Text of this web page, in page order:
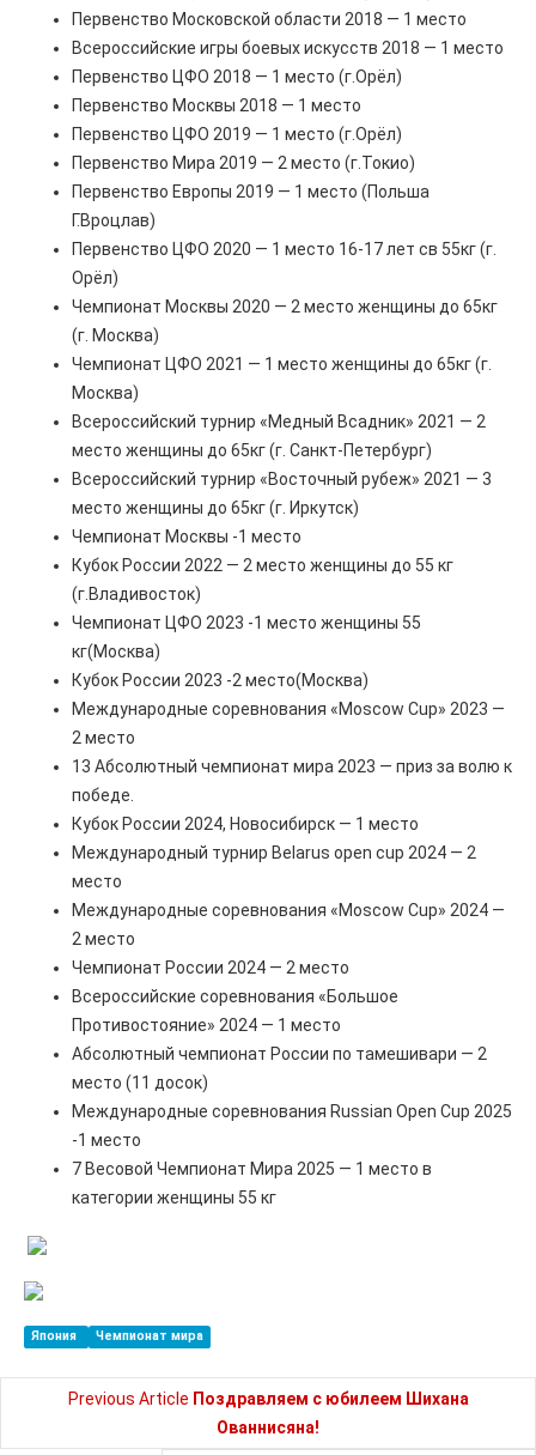
Первенство Московской области 2018 — 1 место
Всероссийские игры боевых искусств 2018 — 1 место
Первенство ЦФО 2018 — 1 место (г.Орёл)
Первенство Москвы 2018 — 1 место
Первенство ЦФО 2019 — 1 место (г.Орёл)
Первенство Мира 2019 — 2 место (г.Токио)
Первенство Европы 2019 — 1 место (Польша
Г.Вроцлав)
Первенство ЦФО 2020 — 1 место 16-17 лет св 55кг (г.
Орёл)
Чемпионат Москвы 2020 — 2 место женщины до 65кг
(г. Москва)
Чемпионат ЦФО 2021 — 1 место женщины до 65кг (г.
Москва)
Всероссийский турнир «Медный Всадник» 2021 — 2
место женщины до 65кг (г. Санкт-Петербург)
Всероссийский турнир «Восточный рубеж» 2021 — 3
место женщины до 65кг (г. Иркутск)
Чемпионат Москвы -1 место
Кубок России 2022 — 2 место женщины до 55 кг
(г.Владивосток)
Чемпионат ЦФО 2023 -1 место женщины 55
кг(Москва)
Кубок России 2023 -2 место(Москва)
Международные соревнования «Moscow Cup» 2023 —
2 место
13 Абсолютный чемпионат мира 2023 — приз за волю к
победе.
Кубок России 2024, Новосибирск — 1 место
Международный турнир Belarus open cup 2024 — 2
место
Международные соревнования «Moscow Cup» 2024 —
2 место
Чемпионат России 2024 — 2 место
Всероссийские соревнования «Большое
Противостояние» 2024 — 1 место
Абсолютный чемпионат России по тамешивари — 2
место (11 досок)
Международные соревнования Russian Open Cup 2025
-1 место
7 Весовой Чемпионат Мира 2025 — 1 место в
категории женщины 55 кг
Япония Чемпионат мира
Previous Article Поздравляем с юбилеем Шихана
Ованнисяна!